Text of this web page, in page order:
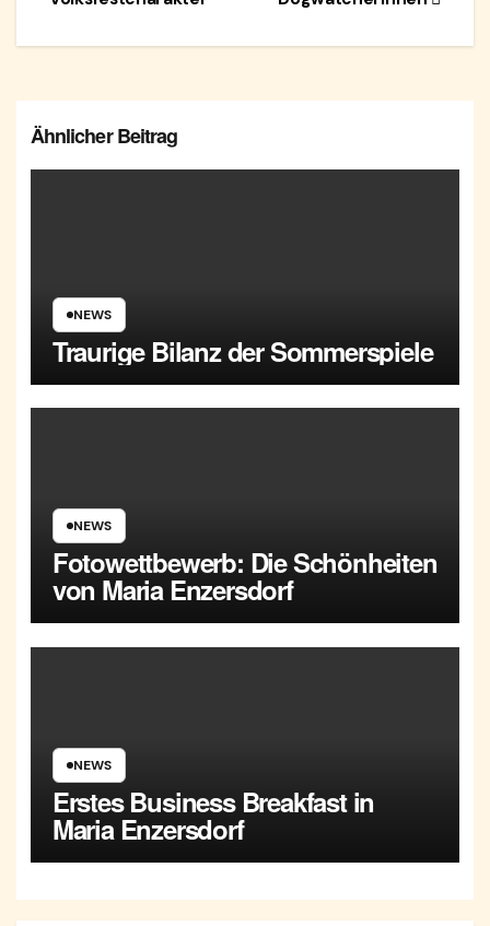
Ähnlicher Beitrag
NEWS
Traurige Bilanz der Sommerspiele
NEWS
Fotowettbewerb: Die Schönheiten
von Maria Enzersdorf
NEWS
Erstes Business Breakfast in
Maria Enzersdorf